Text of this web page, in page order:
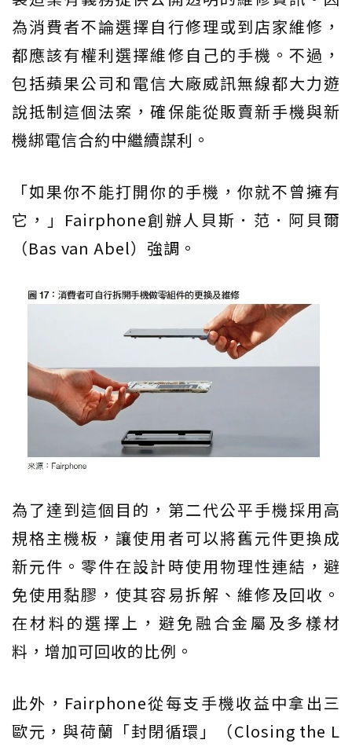
為消費者不論選擇自行修理或到店家維修，
都應該有權利選擇維修自己的手機。不過，
包括蘋果公司和電信大廠威訊無線都大力遊
說抵制這個法案，確保能從販賣新手機與新
機綁電信合約中繼續謀利。
「如果你不能打開你的手機，你就不曾擁有
它，」Fairphone創辦人貝斯．范．阿貝爾
（Bas van Abel）強調。
為了達到這個目的，第二代公平手機採用高
規格主機板，讓使用者可以將舊元件更換成
新元件。零件在設計時使用物理性連結，避
免使用黏膠，使其容易拆解、維修及回收。
在材料的選擇上，避免融合金屬及多樣材
料，增加可回收的比例。
此外，Fairphone從每支手機收益中拿出三
歐元，與荷蘭「封閉循環」（Closing the L